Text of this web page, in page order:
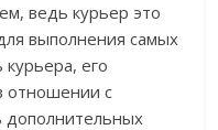
ведь курьер это
выполнения самых
его
отношении с
дополнительных